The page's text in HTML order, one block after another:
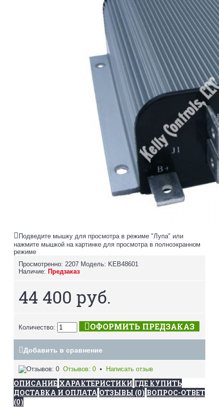
Подведите мышку для просмотра в режиме "Лупа" или
нажмите мышкой на картинке для просмотра в полноэкранном
режиме
Просмотренно: 2207 Модель: KEB48601
Наличие: Предзаказ
44 400 руб.
Количество: ОФОРМИТЬ ПРЕДЗАКАЗ
Добавить в сравнение
Отзывов: 0 • Написать отзыв
ОПИСАНИЕ ХАРАКТЕРИСТИКИ ГДЕ КУПИТЬ
ДОСТАВКА И ОПЛАТА ОТЗЫВЫ (0) ВОПРОС-ОТВЕТ
(0)